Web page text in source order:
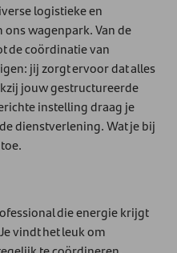
logistieke en
wagenpark. Van de
de coördinatie van
jij zorgt ervoor dat alles
jouw gestructureerde
instelling draag je
dienstverlening. Wat je bij
die energie krijgt
vindt het leuk om